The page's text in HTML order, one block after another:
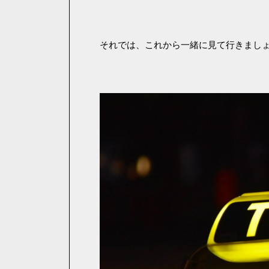
それでは、これから一緒に見て行きまし